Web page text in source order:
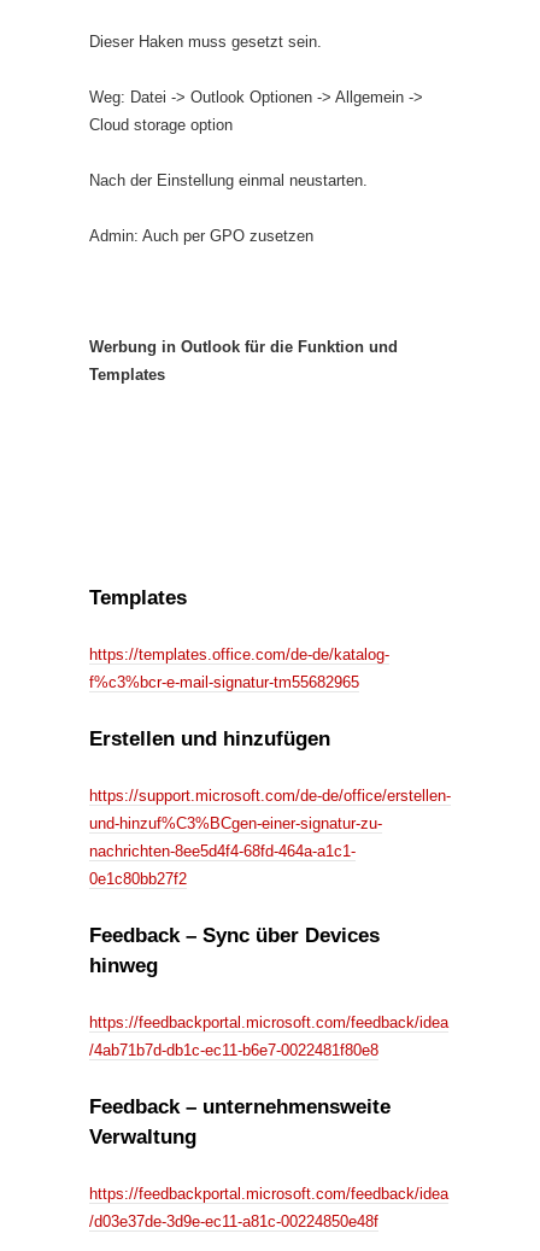
Dieser Haken muss gesetzt sein.
Weg: Datei -> Outlook Optionen -> Allgemein ->
Cloud storage option
Nach der Einstellung einmal neustarten.
Admin: Auch per GPO zusetzen
Werbung in Outlook für die Funktion und
Templates
Templates
https://templates.office.com/de-de/katalog-
f%c3%bcr-e-mail-signatur-tm55682965
Erstellen und hinzufügen
https://support.microsoft.com/de-de/office/erstellen-
und-hinzuf%C3%BCgen-einer-signatur-zu-
nachrichten-8ee5d4f4-68fd-464a-a1c1-
0e1c80bb27f2
Feedback – Sync über Devices
hinweg
https://feedbackportal.microsoft.com/feedback/idea
/4ab71b7d-db1c-ec11-b6e7-0022481f80e8
Feedback – unternehmensweite
Verwaltung
https://feedbackportal.microsoft.com/feedback/idea
/d03e37de-3d9e-ec11-a81c-00224850e48f